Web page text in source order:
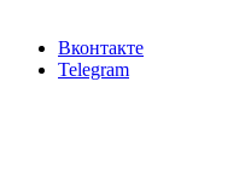
Вконтакте
Telegram